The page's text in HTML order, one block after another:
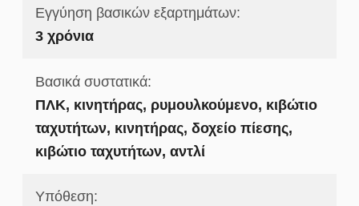
Εγγύηση βασικών εξαρτημάτων:
3 χρόνια
Βασικά συστατικά:
ΠΛΚ, κινητήρας, ρυμουλκούμενο, κιβώτιο
ταχυτήτων, κινητήρας, δοχείο πίεσης,
κιβώτιο ταχυτήτων, αντλί
Υπόθεση: